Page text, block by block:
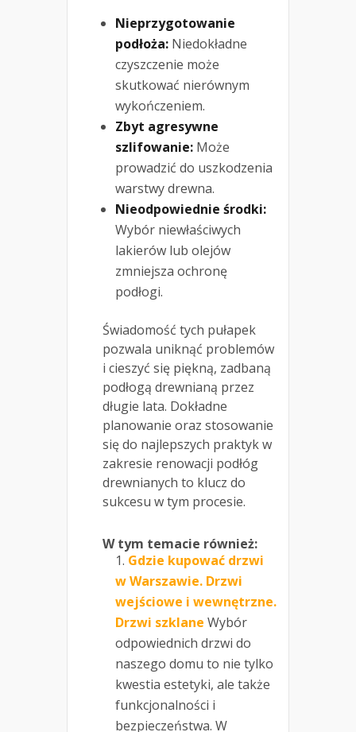
Nieprzygotowanie
podłoża: Niedokładne
czyszczenie może
skutkować nierównym
wykończeniem.
Zbyt agresywne
szlifowanie: Może
prowadzić do uszkodzenia
warstwy drewna.
Nieodpowiednie środki:
Wybór niewłaściwych
lakierów lub olejów
zmniejsza ochronę
podłogi.
Świadomość tych pułapek
pozwala uniknąć problemów
i cieszyć się piękną, zadbaną
podłogą drewnianą przez
długie lata. Dokładne
planowanie oraz stosowanie
się do najlepszych praktyk w
zakresie renowacji podłóg
drewnianych to klucz do
sukcesu w tym procesie.
W tym temacie również:
Gdzie kupować drzwi
w Warszawie. Drzwi
wejściowe i wewnętrzne.
Drzwi szklane Wybór
odpowiednich drzwi do
naszego domu to nie tylko
kwestia estetyki, ale także
funkcjonalności i
bezpieczeństwa. W